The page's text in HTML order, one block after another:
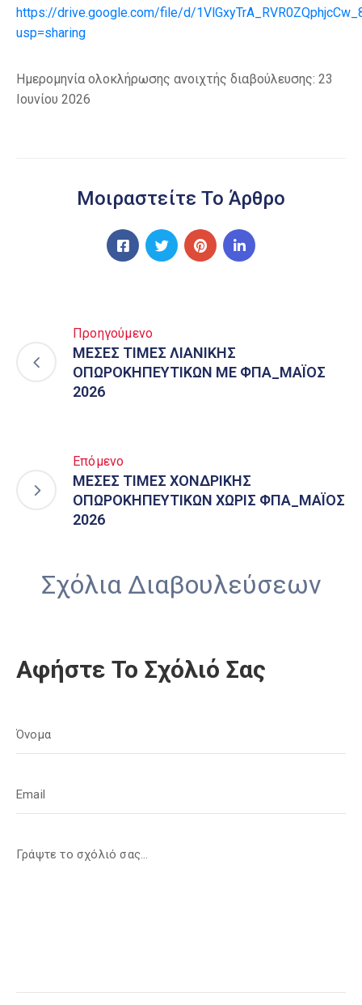
https://drive.google.com/file/d/
usp=sharing
Ημερομηνία ολοκλήρωσης ανοιχτής διαβούλευσης: 23
Ιουνίου 2026
Μοιραστείτε Το Άρθρο
Προηγούμενο
ΜΕΣΕΣ ΤΙΜΕΣ ΛΙΑΝΙΚΗΣ
ΟΠΩΡΟΚΗΠΕΥΤΙΚΩΝ ΜΕ ΦΠΑ_ΜΑΪΟΣ
2026
Επόμενο
ΜΕΣΕΣ ΤΙΜΕΣ ΧΟΝΔΡΙΚΗΣ
ΟΠΩΡΟΚΗΠΕΥΤΙΚΩΝ ΧΩΡΙΣ ΦΠΑ_ΜΑΪΟΣ
2026
Σχόλια Διαβουλεύσεων
Αφήστε Το Σχόλιό Σας